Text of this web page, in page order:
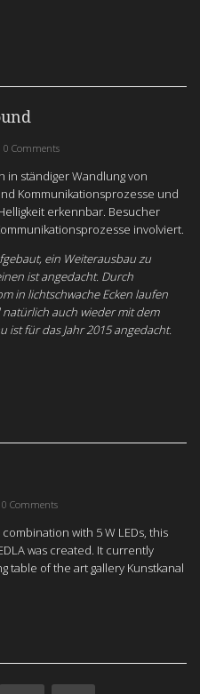
0 Comments
in ständiger Wandlung von
Kommunikationsprozesse und
erkennbar. Besucher
involviert.
ein Weiterausbau zu
ist angedacht. Durch
in lichtschwache Ecken laufen
auch wieder mit dem
ist für das Jahr 2015 angedacht.
0 Comments
with 5 W LEDs, this
was created. It currently
table of the art gallery Kunstkanal